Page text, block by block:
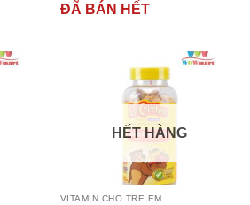
ĐÃ BÁN HẾT
HẾT HÀNG
VITAMIN CHO TRẺ EM